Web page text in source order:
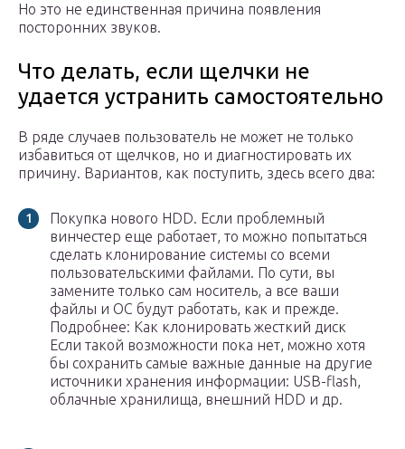
Но это не единственная причина появления
посторонних звуков.
Что делать, если щелчки не
удается устранить самостоятельно
В ряде случаев пользователь не может не только
избавиться от щелчков, но и диагностировать их
причину. Вариантов, как поступить, здесь всего два:
Покупка нового HDD. Если проблемный
винчестер еще работает, то можно попытаться
сделать клонирование системы со всеми
пользовательскими файлами. По сути, вы
замените только сам носитель, а все ваши
файлы и ОС будут работать, как и прежде.
Подробнее: Как клонировать жесткий диск
Если такой возможности пока нет, можно хотя
бы сохранить самые важные данные на другие
источники хранения информации: USB-flash,
облачные хранилища, внешний HDD и др.